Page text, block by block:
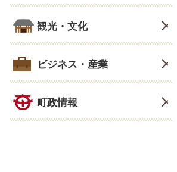
観光・文化
ビジネス・産業
町政情報